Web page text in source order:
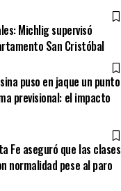
Michlig supervisó
San Cristóbal
puso en jaque un punto
previsional: el impacto
Fe aseguró que las clases
normalidad pese al paro